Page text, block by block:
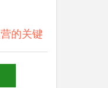
的关键